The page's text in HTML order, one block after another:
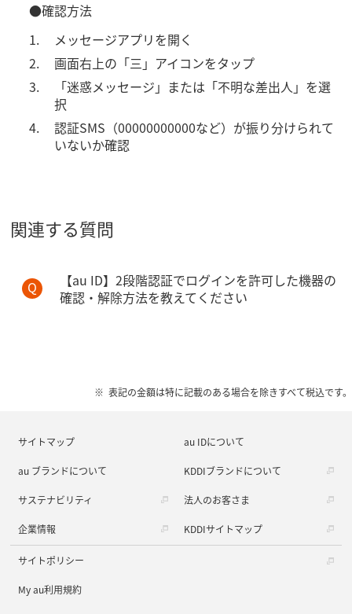
●確認方法
メッセージアプリを開く
画面右上の「三」アイコンをタップ
「迷惑メッセージ」または「不明な差出人」を選
択
認証SMS（00000000000など）が振り分けられて
いないか確認
関連する質問
【au ID】2段階認証でログインを許可した機器の
確認・解除方法を教えてください
表記の金額は特に記載のある場合を除きすべて税込です。
サイトマップ au IDについて
au ブランドについて KDDIブランドについて
サステナビリティ 法人のお客さま
企業情報 KDDIサイトマップ
サイトポリシー
My au利用規約